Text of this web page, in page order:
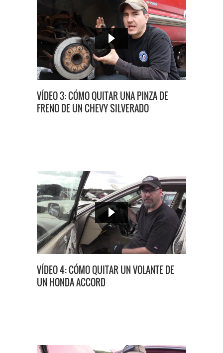
VÍDEO 3: CÓMO QUITAR UNA PINZA DE
FRENO DE UN CHEVY SILVERADO
VÍDEO 4: CÓMO QUITAR UN VOLANTE DE
UN HONDA ACCORD